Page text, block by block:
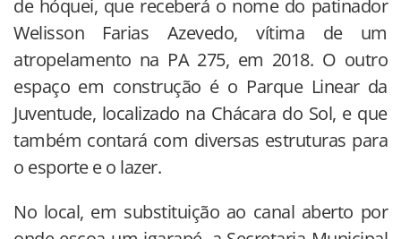
de hóquei, que receberá o nome do patinador
Welisson Farias Azevedo, vítima de um
atropelamento na PA 275, em 2018. O outro
espaço em construção é o Parque Linear da
Juventude, localizado na Chácara do Sol, e que
também contará com diversas estruturas para
o esporte e o lazer.
No local, em substituição ao canal aberto por